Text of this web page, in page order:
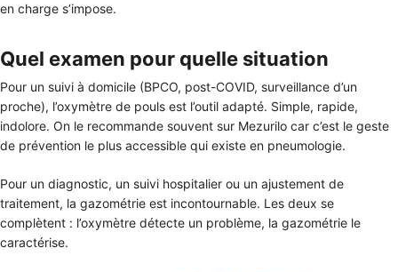
en charge s’impose.
Quel examen pour quelle situation
Pour un suivi à domicile (BPCO, post-COVID, surveillance d’un
proche), l’oxymètre de pouls est l’outil adapté. Simple, rapide,
indolore. On le recommande souvent sur Mezurilo car c’est le geste
de prévention le plus accessible qui existe en pneumologie.
Pour un diagnostic, un suivi hospitalier ou un ajustement de
traitement, la gazométrie est incontournable. Les deux se
complètent : l’oxymètre détecte un problème, la gazométrie le
caractérise.